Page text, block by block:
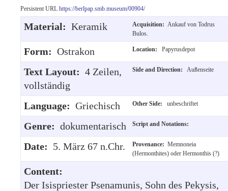
Persistent URL https://berlpap.smb.museum/00904/
Material: Keramik Acquisition: Ankauf von Todrus
Bulos.
Form: Ostrakon Location: Papyrusdepot
Text Layout: 4 Zeilen,
vollständig
Side and Direction: Außenseite
Language: Griechisch Other Side: unbeschriftet
Genre: dokumentarisch Script and Notations:
Date: 5. März 67 n.Chr. Provenance: Memnoneia
(Hermonthites) oder Hermonthis (?)
Content:
Der Isispriester Psenamunis, Sohn des Pekysis,